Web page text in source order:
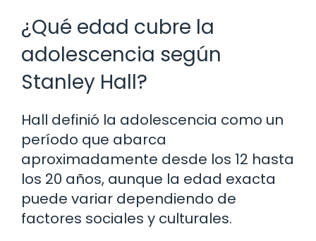
¿Qué edad cubre la
adolescencia según
Stanley Hall?
Hall definió la adolescencia como un
período que abarca
aproximadamente desde los 12 hasta
los 20 años, aunque la edad exacta
puede variar dependiendo de
factores sociales y culturales.